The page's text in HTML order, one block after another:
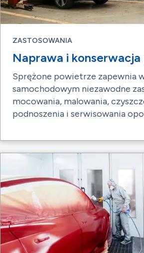
ZASTOSOWANIA
Naprawa i
Sprężone powietrze zapewnia
samochodowym niezawodne
mocowania, malowania,
podnoszenia i serwisowania